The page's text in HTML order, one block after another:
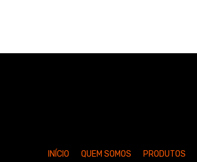
INÍCIO QUEM SOMOS PRODUTOS